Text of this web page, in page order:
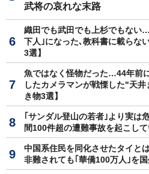
武将の哀れな末路
織田でも武田でも上杉でもない
下人｣になった､教科書に載らな
3選】
魚ではなく怪物だった…44年前
したカメラマンが戦慄した"天
き物3選】
｢サンダル登山の若者｣より実
間100件超の遭難事故を起こし
中国系住民を同化させたタイと
非難されても｢華僑100万人｣を